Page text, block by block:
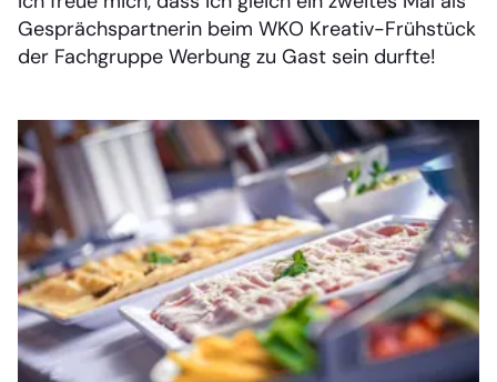
Gesprächspartnerin beim WKO Kreativ-Frühstück
der Fachgruppe Werbung zu Gast sein durfte!